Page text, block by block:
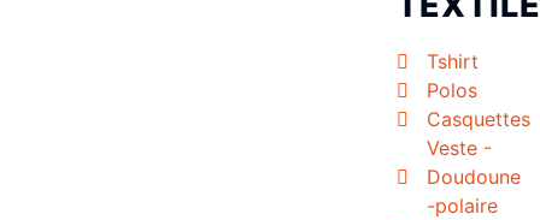
Tshirt
Polos
Casquettes
Veste -
Doudoune
-polaire